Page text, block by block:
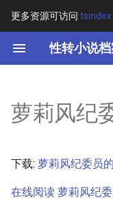
更多资源可访问
性转小说档
键
开
搜
索
其他信息
萝莉风纪
下载: 萝莉风纪委员
在线阅读 萝莉风纪